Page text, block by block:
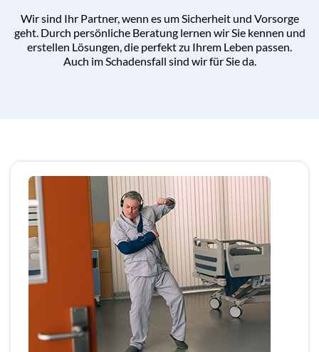
Wir sind Ihr Partner, wenn es um Sicherheit und Vorsorge
geht. Durch persönliche Beratung lernen wir Sie kennen und
erstellen Lösungen, die perfekt zu Ihrem Leben passen.
Auch im Schadensfall sind wir für Sie da.